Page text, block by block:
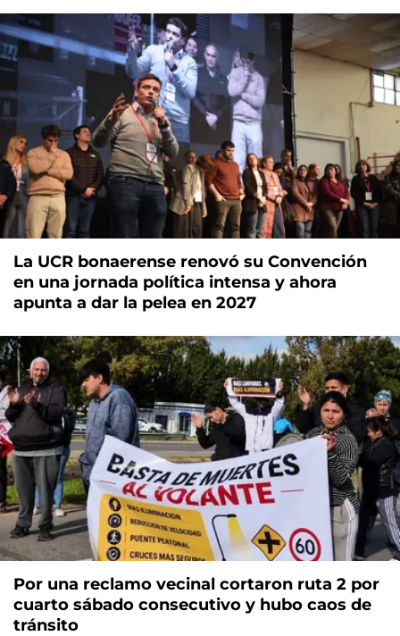
La UCR bonaerense renovó su Convención
en una jornada política intensa y ahora
apunta a dar la pelea en 2027
Por una reclamo vecinal cortaron ruta 2 por
cuarto sábado consecutivo y hubo caos de
tránsito